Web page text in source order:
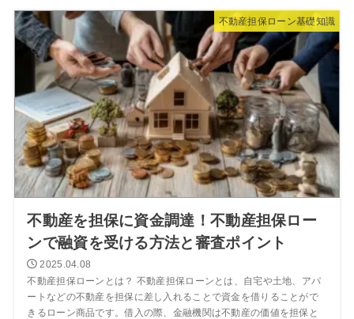
不動産担保ローン基礎知識
不動産を担保に資金調達！不動産担保ロー
ンで融資を受ける方法と審査ポイント
2025.04.08
不動産担保ローンとは？ 不動産担保ローンとは、自宅や土地、アパ
ートなどの不動産を担保に差し入れることで資金を借りることがで
きるローン商品です。借入の際、金融機関は不動産の価値を担保と